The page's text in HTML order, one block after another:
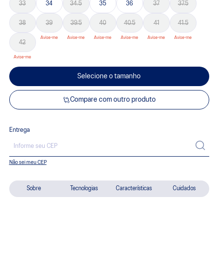
Sobre Tecnologias Características Cuidados
33 34 34.5 35 36 37 37.5
38 39 39.5 40 40.5 41 41.5
42
Selecione o tamanho
Compare com outro produto
Entrega
Não sei meu CEP